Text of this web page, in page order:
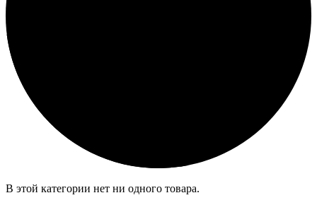
В этой категории нет ни одного товара.